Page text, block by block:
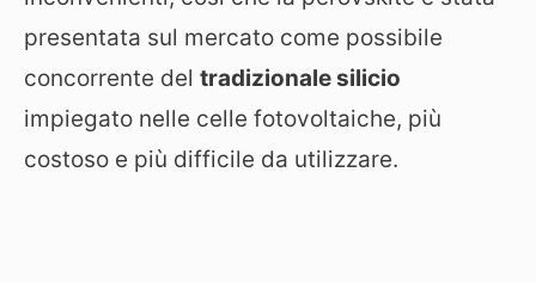
presentata sul mercato come possibile
concorrente del tradizionale silicio
impiegato nelle celle fotovoltaiche, più
costoso e più difficile da utilizzare.